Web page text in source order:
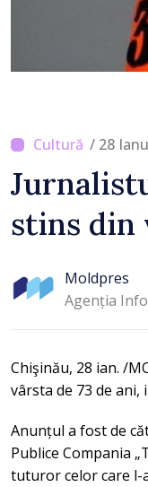
/ 28
stins din
Moldpres
Agenția
Chişinău, 28 ian. /
vârsta de 73 de ani,
Anunțul a fost de
Publice Compania
tuturor celor care l-